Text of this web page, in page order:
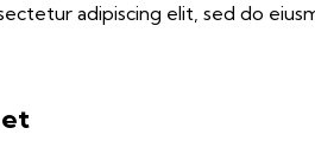
adipiscing elit, sed do